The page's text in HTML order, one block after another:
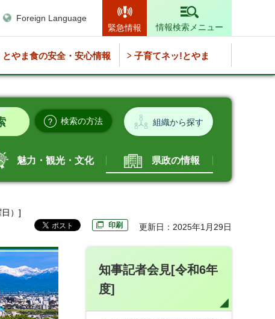
Foreign Language
緊急情報
情報検索メニュー
とやま食の安全・安心情報 子育てネッ!とやま
検索の方法 組織から探す
魅力・観光・文化 県政の情報
）]
印刷 更新日：2025年1月29日
知事記者会見[令和6年
度]